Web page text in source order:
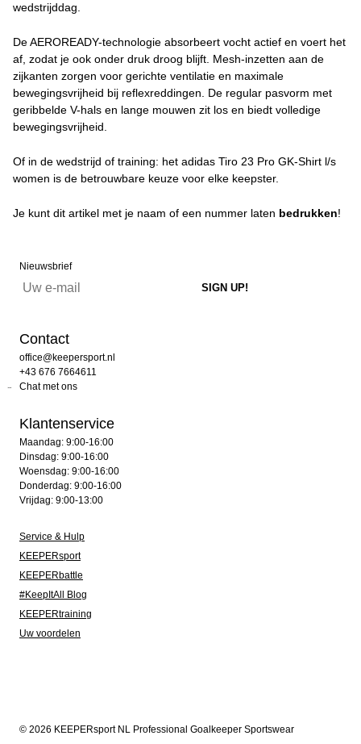
wedstrijddag.
De AEROREADY-technologie absorbeert vocht actief en voert het
af, zodat je ook onder druk droog blijft. Mesh-inzetten aan de
zijkanten zorgen voor gerichte ventilatie en maximale
bewegingsvrijheid bij reflexreddingen. De regular pasvorm met
geribbelde V-hals en lange mouwen zit los en biedt volledige
bewegingsvrijheid.
Of in de wedstrijd of training: het adidas Tiro 23 Pro GK-Shirt l/s
women is de betrouwbare keuze voor elke keepster.
Je kunt dit artikel met je naam of een nummer laten bedrukken!
Nieuwsbrief
Contact
office@keepersport.nl
+43 676 7664611
Chat met ons
Klantenservice
Maandag: 9:00-16:00
Dinsdag: 9:00-16:00
Woensdag: 9:00-16:00
Donderdag: 9:00-16:00
Vrijdag: 9:00-13:00
Service & Hulp
KEEPERsport
KEEPERbattle
#KeepItAll Blog
KEEPERtraining
Uw voordelen
© 2026 KEEPERsport NL Professional Goalkeeper Sportswear